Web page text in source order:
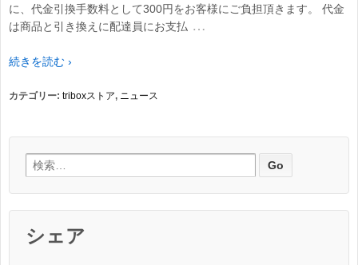
に、代金引換手数料として300円をお客様にご負担頂きます。 代金
は商品と引き換えに配達員にお支払 …
続きを読む ›
カテゴリー: triboxストア, ニュース
検索:
シェア